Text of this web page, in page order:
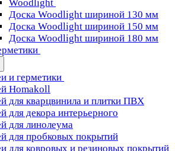
Woodlight
Доска Woodlight шириной 130 мм
Доска Woodlight шириной 150 мм
Доска Woodlight шириной 180 мм
и герметики
Homakoll
для кварцвинила и плитки ПВХ
для декора интерьерного
для линолеума
для пробковых покрытий
для ковровых и резиновых покрытий